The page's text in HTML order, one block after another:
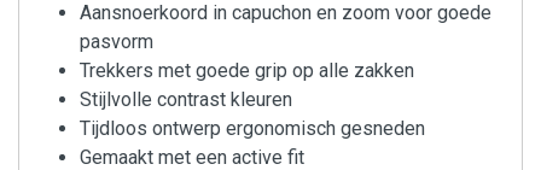
Aansnoerkoord in capuchon en zoom voor goede
pasvorm
Trekkers met goede grip op alle zakken
Stijlvolle contrast kleuren
Tijdloos ontwerp ergonomisch gesneden
Gemaakt met een active fit